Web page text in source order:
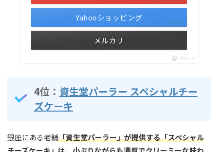
Yahooショッピング
メルカリ
ポチップ
4位： 資生堂パーラー スペシャルチー
ズケーキ
銀座にある老舗「資生堂パーラー」が提供する「スペシャル